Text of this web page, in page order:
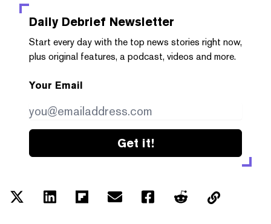
Daily Debrief Newsletter
Start every day with the top news stories right now,
plus original features, a podcast, videos and more.
Your Email
Get it!